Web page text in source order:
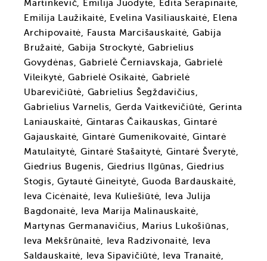
Martinkevič, Emilija Juodytė, Edita Serapinaitė,
Emilija Laužikaitė, Evelina Vasiliauskaitė, Elena
Archipovaitė, Fausta Marcišauskaitė, Gabija
Bružaitė, Gabija Strockytė, Gabrielius
Govydėnas, Gabrielė Černiavskaja, Gabrielė
Vileikytė, Gabrielė Osikaitė, Gabrielė
Ubarevičiūtė, Gabrielius Šegždavičius,
Gabrielius Varnelis, Gerda Vaitkevičiūtė, Gerinta
Laniauskaitė, Gintaras Čaikauskas, Gintarė
Gajauskaitė, Gintarė Gumenikovaitė, Gintarė
Matulaitytė, Gintarė Stašaitytė, Gintarė Šverytė,
Giedrius Bugenis, Giedrius Ilgūnas, Giedrius
Stogis, Gytautė Gineitytė, Guoda Bardauskaitė,
Ieva Cicėnaitė, Ieva Kuliešiūtė, Ieva Julija
Bagdonaitė, Ieva Marija Malinauskaitė,
Martynas Germanavičius, Marius Lukošiūnas,
Ieva Mekšrūnaitė, Ieva Radzivonaitė, Ieva
Saldauskaitė, Ieva Sipavičiūtė, Ieva Tranaitė,